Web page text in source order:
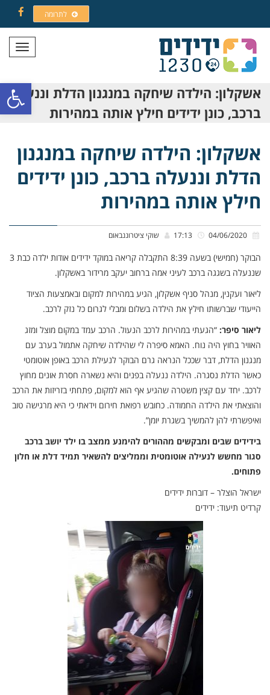
פתח
לתרומה
תפריט
אשקלון: הילדה שיחקה במנגנון הדלת וננעלה
ברכב, כונן ידידים חילץ אותה במהירות
אשקלון: הילדה שיחקה במנגנון
הדלת וננעלה ברכב, כונן ידידים
חילץ אותה במהירות
שוקי ציטרוננבאום
הבוקר (חמישי) בשעה 8:39 התקבלה קריאה במוקד ידידים אודות ילדה כבת 3
שננעלה בשגגה ברכב לעיני אמה ברחוב יעקב מרידור באשקלון.
ליאור ועקנין, מנהל סניף אשקלון, הגיע במהירות למקום ובאמצעות הציוד
הייעודי שברשותו חילץ את הילדה בשלום ומבלי לגרום כל נזק לרכב.
ליאור סיפר: “הגעתי במהירות לרכב הנעול. הרכב עמד במקום מוצל ומזג
האוויר בחוץ היה נוח. האמא סיפרה לי שהילדה שיחקה אתמול בערב עם
מנגנון הדלת, דבר שככל הנראה גרם הבוקר לנעילת הרכב באופן אוטומטי
כאשר הדלת נסגרה. הילדה ננעלה בפנים והיא נשארה חסרת אונים מחוץ
לרכב. יחד עם קצין משטרה שהגיע אף הוא למקום, פתחתי בזריזות את הרכב
והוצאתי את הילדה החמודה. כחובש רפואת חירום וידאתי כי היא מרגישה טוב
ואיפשרתי להן להמשיך בשגרת יומן”.
בידידים שבים ומבקשים מההורים להימנע ממצב בו ילד יושב ברכב
סגור מחשש לנעילה אוטומטית וממליצים להשאיר תמיד דלת או חלון
פתוחים.
ישראל הוצלר – דוברות ידידים
קרדיט תיעוד: ידידים